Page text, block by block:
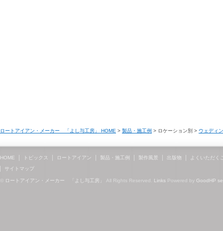
ロートアイアン・メーカー 「よし与工房」 HOME > 製品・施工例 > ロケーション別 > ウェディ
HOME トピックス ロートアイアン 製品・施工例 製作風景 出版物
よくいただく
サイトマップ
ロートアイアン・メーカー 「よし与工房」 All Rights Reserved. Links Powered by GoodHP